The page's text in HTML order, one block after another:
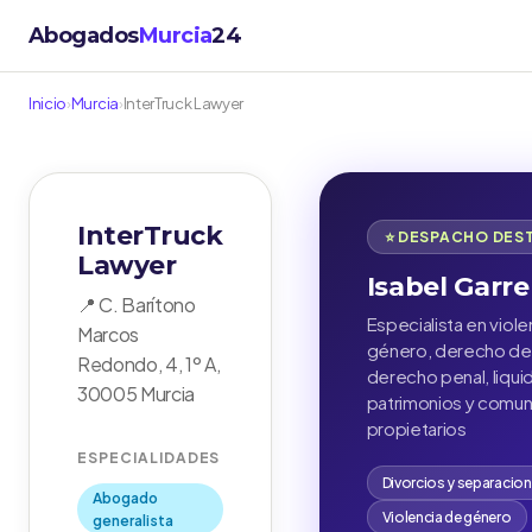
AbogadosMurcia24
Inicio›Murcia›InterTruck Lawyer
InterTruck
Lawyer
📍 C. Barítono
Marcos
Redondo, 4, 1º A,
30005 Murcia
ESPECIALIDADES
Abogado
generalista
⭐ DESPACHO
Isabel Garre
Especialista en
género, derecho de
derecho penal,
patrimonios y
propietarios
Divorcios y
Violencia de género